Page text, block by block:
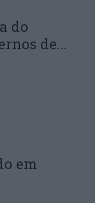
do
de...
em